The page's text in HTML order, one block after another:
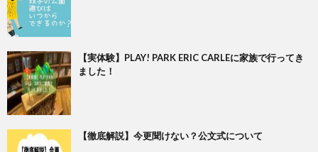
【実体験】PLAY! PARK ERIC CARLEに家族で行ってき
ました！
【徹底解説】今更聞けない？公文式について